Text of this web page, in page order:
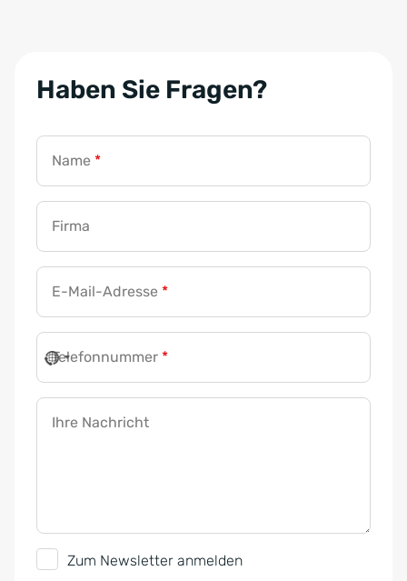
Haben Sie Fragen?
Name *
Firma
E-Mail-Adresse *
Telefonnummer *
Ihre Nachricht
Zum Newsletter anmelden